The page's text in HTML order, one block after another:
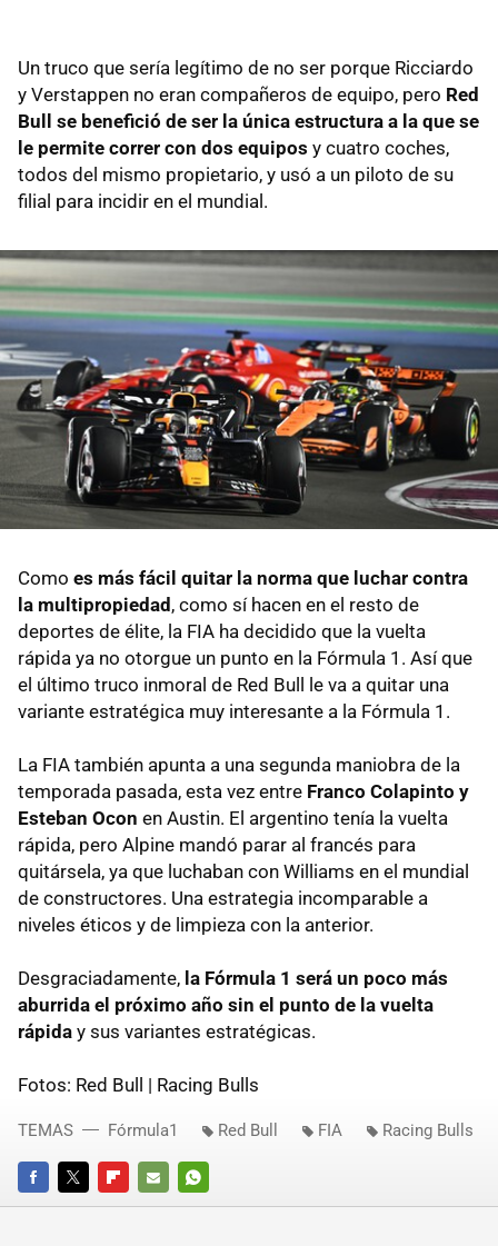
Un truco que sería legítimo de no ser porque Ricciardo
y Verstappen no eran compañeros de equipo, pero Red
Bull se benefició de ser la única estructura a la que se
le permite correr con dos equipos y cuatro coches,
todos del mismo propietario, y usó a un piloto de su
filial para incidir en el mundial.
Como es más fácil quitar la norma que luchar contra
la multipropiedad , como sí hacen en el resto de
deportes de élite, la FIA ha decidido que la vuelta
rápida ya no otorgue un punto en la Fórmula 1. Así que
el último truco inmoral de Red Bull le va a quitar una
variante estratégica muy interesante a la Fórmula 1.
La FIA también apunta a una segunda maniobra de la
temporada pasada, esta vez entre Franco Colapinto y
Esteban Ocon en Austin. El argentino tenía la vuelta
rápida, pero Alpine mandó parar al francés para
quitársela, ya que luchaban con Williams en el mundial
de constructores. Una estrategia incomparable a
niveles éticos y de limpieza con la anterior.
Desgraciadamente, la Fórmula 1 será un poco más
aburrida el próximo año sin el punto de la vuelta
rápida y sus variantes estratégicas.
Fotos: Red Bull | Racing Bulls
FACEBOOKTWITTERFLIPBOARD
E-
WHATSAPP
TEMAS Fórmula1 Red Bull FIA Racing Bulls